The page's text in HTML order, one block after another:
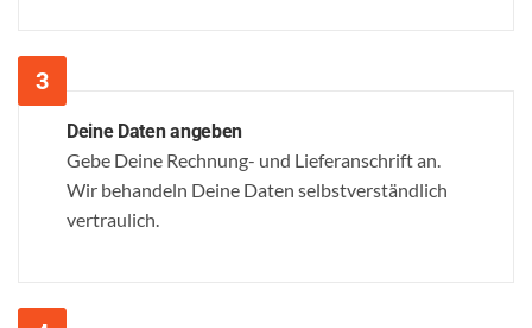
Deine Daten angeben
Gebe Deine Rechnung- und Lieferanschrift an.
Wir behandeln Deine Daten selbstverständlich
vertraulich.